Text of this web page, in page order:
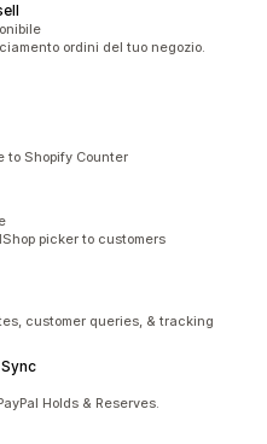
ordini del tuo negozio.
to Shopify Counter
picker to customers
customer queries, & tracking
Holds & Reserves.